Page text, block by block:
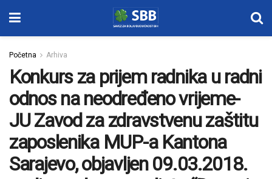
Početna Arhiva
Konkurs za prijem radnika u radni
odnos na neodređeno vrijeme-
JU Zavod za zdravstvenu zaštitu
zaposlenika MUP-a Kantona
Sarajevo, objavljen 09.03.2018.